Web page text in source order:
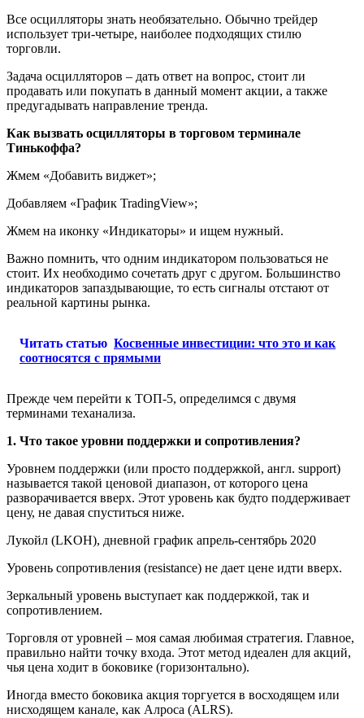
Все осцилляторы знать необязательно. Обычно трейдер
использует три-четыре, наиболее подходящих стилю
торговли.
Задача осцилляторов – дать ответ на вопрос, стоит ли
продавать или покупать в данный момент акции, а также
предугадывать направление тренда.
Как вызвать осцилляторы в торговом терминале
Тинькоффа?
Жмем «Добавить виджет»;
Добавляем «График TradingView»;
Жмем на иконку «Индикаторы» и ищем нужный.
Важно помнить, что одним индикатором пользоваться не
стоит. Их необходимо сочетать друг с другом. Большинство
индикаторов запаздывающие, то есть сигналы отстают от
реальной картины рынка.
Читать статью Косвенные инвестиции: что это и как
соотносятся с прямыми
Прежде чем перейти к ТОП-5, определимся с двумя
терминами теханализа.
1. Что такое уровни поддержки и сопротивления?
Уровнем поддержки (или просто поддержкой, англ. support)
называется такой ценовой диапазон, от которого цена
разворачивается вверх. Этот уровень как будто поддерживает
цену, не давая спуститься ниже.
Лукойл (LKOH), дневной график апрель-сентябрь 2020
Уровень сопротивления (resistance) не дает цене идти вверх.
Зеркальный уровень выступает как поддержкой, так и
сопротивлением.
Торговля от уровней – моя самая любимая стратегия. Главное,
правильно найти точку входа. Этот метод идеален для акций,
чья цена ходит в боковике (горизонтально).
Иногда вместо боковика акция торгуется в восходящем или
нисходящем канале, как Алроса (ALRS).